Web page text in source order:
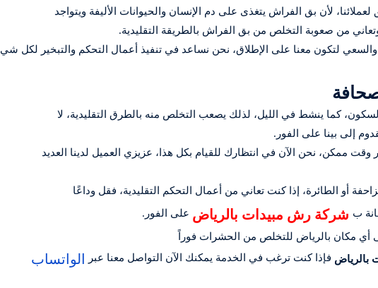
لأن بق الفراش يتغذى على دم الإنسان والحيوانات الأليفة ويتواجد
من صعوبة التخلص من بق الفراش بالطريقة التقليدية.
لتكون معنا على الإطلاق، نحن نساعد في تنفيذ أعمال التحكم والتبخير لكل
كما ينشط في الليل، لذلك يصعب التخلص منه بالطرق التقليدية، لا
إلى بينا على الفور.
وقت ممكن، نحن الآن في انتظارك للقيام بكل هذا، عزيزي العميل لدينا العديد
أو الطائرة، إذا كنت تعاني من أعمال التحكم التقليدية، فقل وداعًا
ب شركة رش مبيدات بالرياض على الفور.
أي مكان بالرياض للتخلص من الحشرات فوراً
بالرياض فإذا كنت ترغب في الخدمة يمكنك الآن التواصل معنا عبر الواتساب